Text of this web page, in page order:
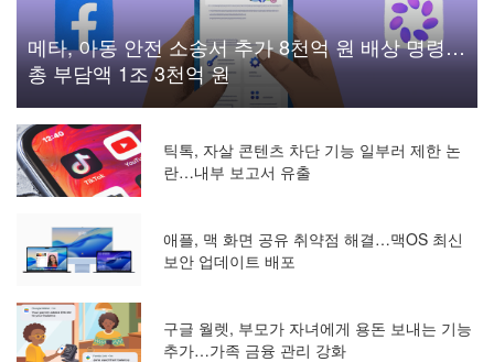
메타, 아동 안전 소송서 추가 8천억 원 배상 명령…
총 부담액 1조 3천억 원
틱톡, 자살 콘텐츠 차단 기능 일부러 제한 논
란…내부 보고서 유출
애플, 맥 화면 공유 취약점 해결…맥OS 최신
보안 업데이트 배포
구글 월렛, 부모가 자녀에게 용돈 보내는 기능
추가…가족 금융 관리 강화